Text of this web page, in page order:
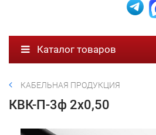
Каталог товаров
КАБЕЛЬНАЯ ПРОДУКЦИЯ
КВК-П-3ф 2х0,50